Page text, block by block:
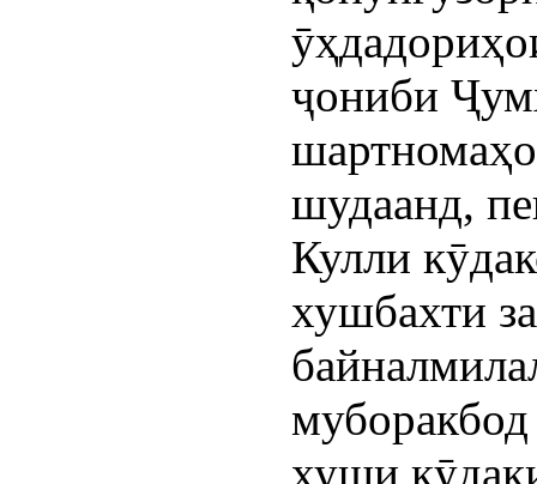
ҷониби
шудаанд,
Кулли
хушбахти
хуши